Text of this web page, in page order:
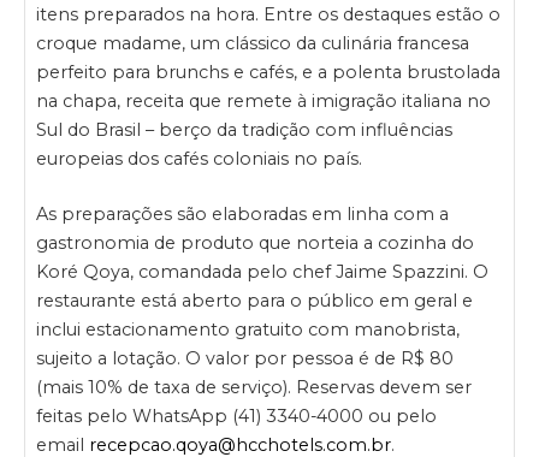
itens preparados na hora. Entre os destaques estão o
croque madame, um clássico da culinária francesa
perfeito para brunchs e cafés, e a polenta brustolada
na chapa, receita que remete à imigração italiana no
Sul do Brasil – berço da tradição com influências
europeias dos cafés coloniais no país.
As preparações são elaboradas em linha com a
gastronomia de produto que norteia a cozinha do
Koré Qoya, comandada pelo chef Jaime Spazzini. O
restaurante está aberto para o público em geral e
inclui estacionamento gratuito com manobrista,
sujeito a lotação. O valor por pessoa é de R$ 80
(mais 10% de taxa de serviço). Reservas devem ser
feitas pelo WhatsApp (41) 3340-4000 ou pelo
email recepcao.qoya@hcchotels.com.br.